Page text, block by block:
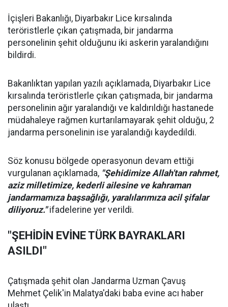
İçişleri Bakanlığı, Diyarbakır Lice kırsalında
teröristlerle çıkan çatışmada, bir jandarma
personelinin şehit olduğunu iki askerin yaralandığını
bildirdi.
Bakanlıktan yapılan yazılı açıklamada, Diyarbakır Lice
kırsalında teröristlerle çıkan çatışmada, bir jandarma
personelinin ağır yaralandığı ve kaldırıldığı hastanede
müdahaleye rağmen kurtarılamayarak şehit olduğu, 2
jandarma personelinin ise yaralandığı kaydedildi.
Söz konusu bölgede operasyonun devam ettiği
vurgulanan açıklamada, "Şehidimize Allah'tan rahmet,
aziz milletimize, kederli ailesine ve kahraman
jandarmamıza başsağlığı, yaralılarımıza acil şifalar
diliyoruz."ifadelerine yer verildi.
"ŞEHİDİN EVİNE TÜRK BAYRAKLARI
ASILDI"
Çatışmada şehit olan Jandarma Uzman Çavuş
Mehmet Çelik'in Malatya'daki baba evine acı haber